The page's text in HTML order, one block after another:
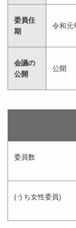
委員任
期
令和元
会議の
公開
公開
委員数
(うち女性委員)